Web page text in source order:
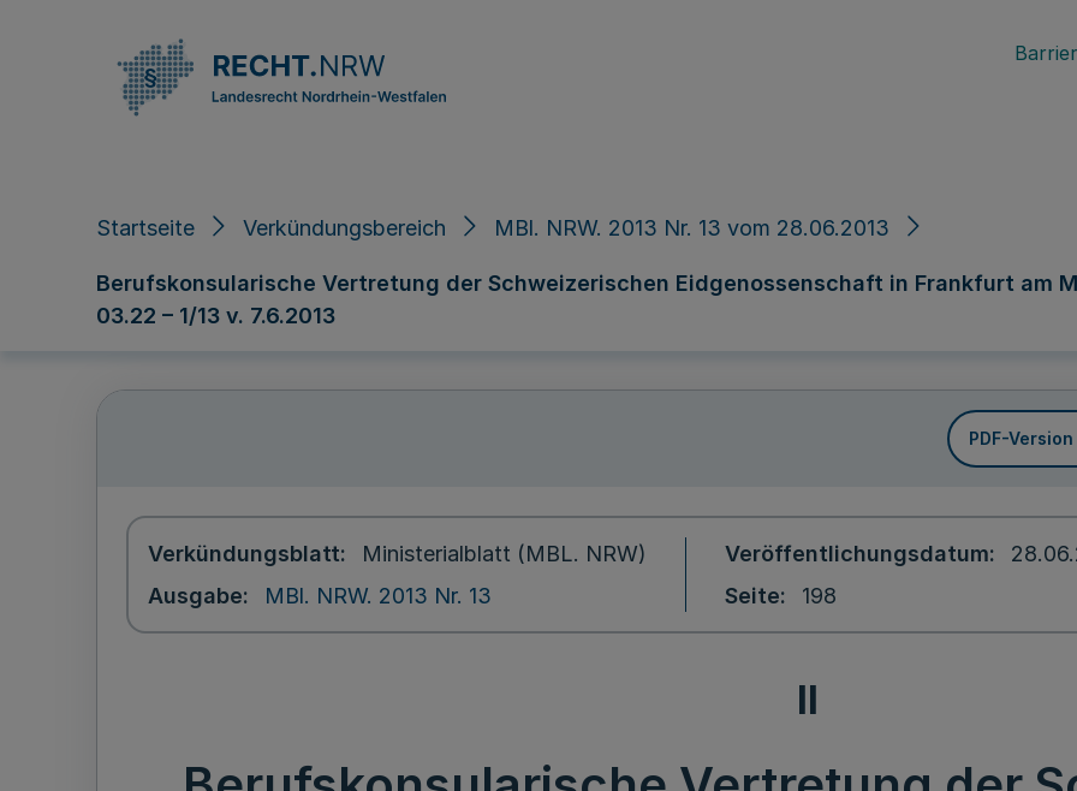
Startseite Verkündungsbereich MBl. NRW. 2013 Nr. 13 vom 28.06.2013
Berufskonsularische Vertretung der Schweizerischen Eidgenossenschaft in Frankfurt am
03.22 – 1/13 v. 7.6.2013
PDF-
Verkündungsblatt
Ministerialblatt (MBL. NRW)
Ausgabe
MBl. NRW. 2013 Nr. 13
Veröffentlichungsdatum
Seite
198
II